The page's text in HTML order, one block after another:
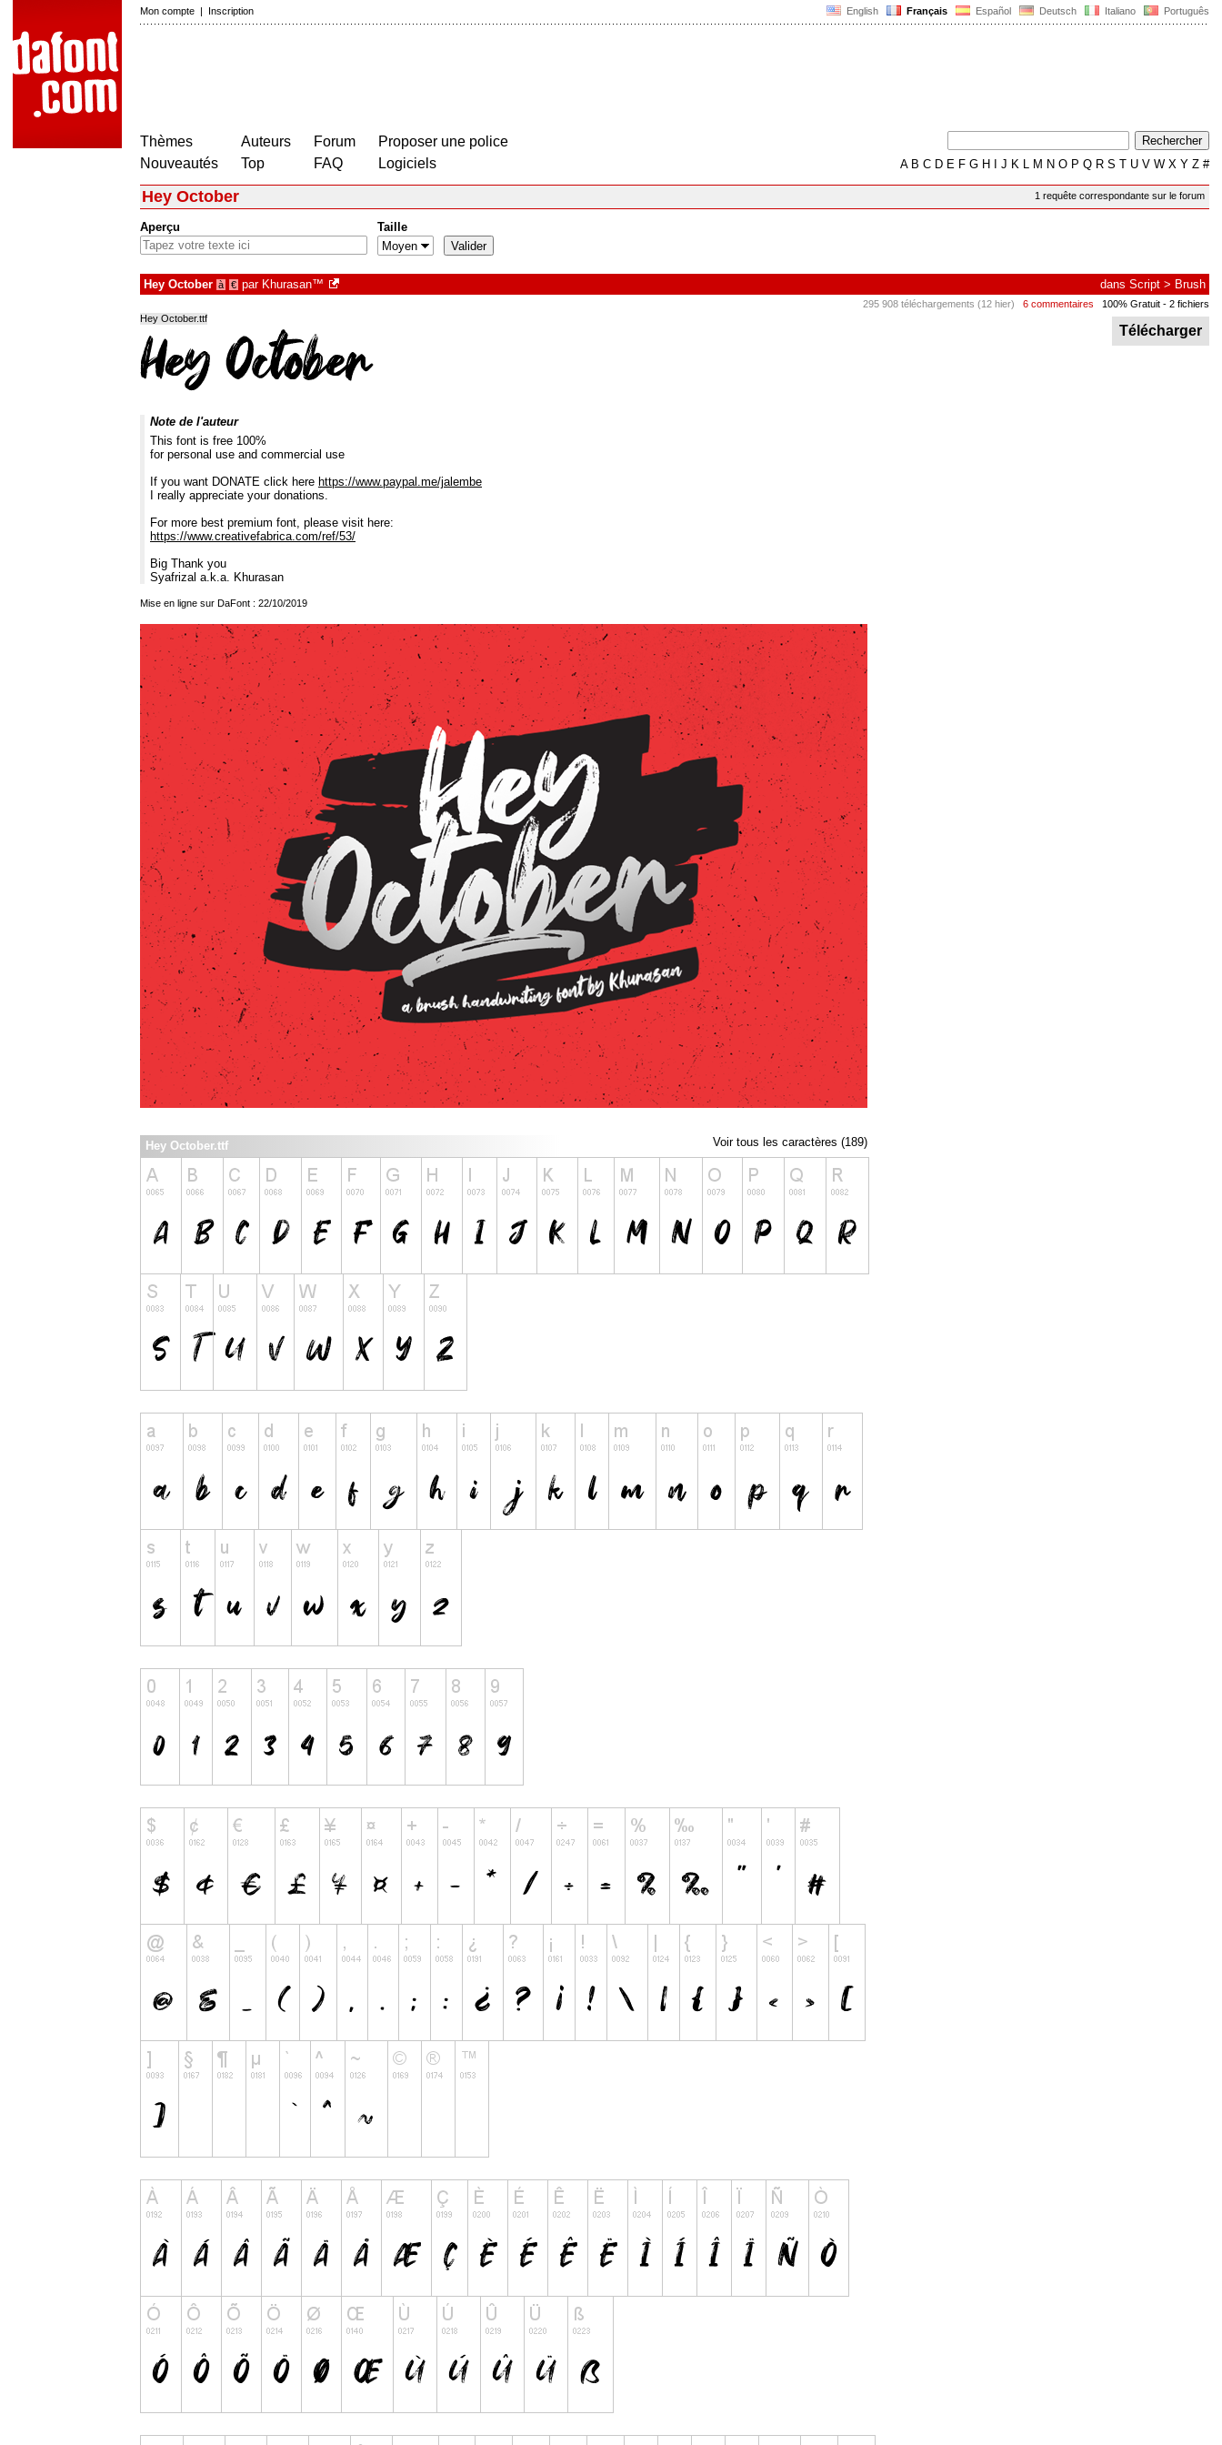
English Français Español Deutsch Italiano Português
Mon compte | Inscription
Thèmes
Nouveautés
Auteurs
Top
Forum
FAQ
Proposer une police
Logiciels
AB C D E F G H J K L M N O P Q R S T U V W X Y Z #
1 requête correspondante sur le forum
Hey October
Aperçu Taille
Hey October à € par Khurasan™ dans Script > Brush
295 908 téléchargements (12 hier) 6 commentaires 100% Gratuit - 2 fichiers
Télécharger
Hey October.ttf
Note de l'auteur
This font is free 100%
for personal use and commercial use
If you want DONATE click here https://www.paypal.me/jalembe
I really appreciate your donations.
For more best premium font, please visit here:
https://www.creativefabrica.com/ref/53/
Big Thank you
Syafrizal a.k.a. Khurasan
Mise en ligne sur DaFont : 22/10/2019
Voir tous les caractères (189)
Hey October.ttf